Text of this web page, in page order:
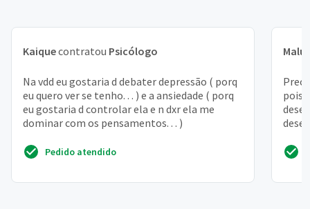
Kaiquecontratou Psicólogo
Na vdd eu gostaria d debater depressão ( porq
eu quero ver se tenho. . . ) e a ansiedade ( porq
eu gostaria d controlar ela e n dxr ela me
dominar com os pensamentos. . . )
Pedido atendido
Malu
pois